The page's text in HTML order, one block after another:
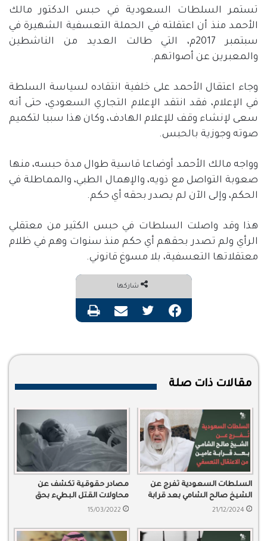
تستمر السلطات السعودية في حبس الدكتور مالك
الأحمد منذ أن اعتقلته في الحملة التعسفية الشهيرة في
سبتمبر 2017م، التي طالت العديد من الناشطين
والمعبرين عن أصواتهم.
وجاء اعتقال الأحمد على خلفية انتقاده لسياسة السلطة
في الإعلام، فقد انتقد الإعلام التجاري السعودي، حتى أنه
سعى لإنشاء وقف للإعلام الهادف، وكان هذا سببا لتكميم
صوته وجوزية بالحبس.
وواجه مالك الأحمد أوضاعا قاسية طوال مدة حبسه، منها
صعوبة التواصل مع ذويه، والإهمال الطبي، والمماطلة في
الحكم، وإلى الآن لم يصدر بحقه أي حكم.
هذا وقد واصلت السلطات في حبس الكثير من معتقلي
الرأي ولم تصدر بحقهم أي حكم منذ سنوات وهم في ظلام
معتقلاتها التعسفية، بلا مسوغ قانوني.
شاركها
فيسبوك تويتر مشاركة عبر البريد طباعة
مقالات ذات صلة
السلطات السعودية تُفرج عن
الشيخ صالح الشامي بعد قرابة
عامين من الاعتقال التعسفي
21/12/2024
مصادر حقوقية تكشف عن
محاولات القتل البطيء بحق
المعتقل “د. محمد الخضري”
15/03/2022